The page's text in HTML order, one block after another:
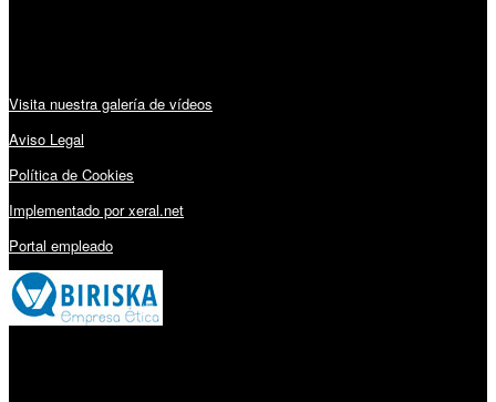
Visita nuestra galería de vídeos
Aviso Legal
Política de Cookies
Implementado por xeral.net
Portal empleado